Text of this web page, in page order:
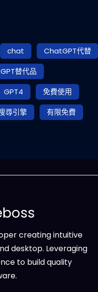
chat
ChatGPT代替
替代品
GPT4
免費使用
尋引擎
有限免費
creating intuitive
desktop. Leveraging
to build quality